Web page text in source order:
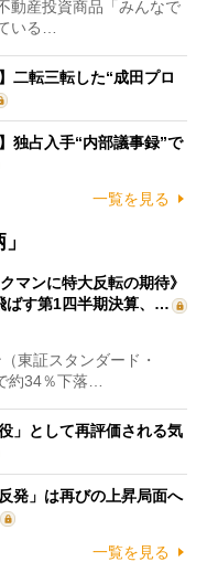
動産投資商品「みんなで
いる…
二転三転した“成田プロ
独占入手“内部議事録”で
一覧を見る
マンに特大反転の期待》
ばす第1四半期決算、…
東証スタンダード・
約34％下落…
」として再評価される気
発」は再びの上昇局面へ
一覧を見る